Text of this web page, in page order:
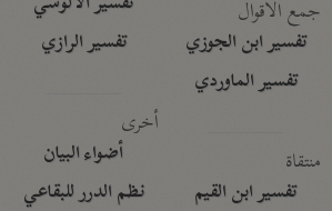
جمع الأقوال
تفسير ابن الجوزي
تفسير الماوردي
منتقاة
تفسير ابن القيم
تفسير الرازي
أخرى
أضواء البيان
نظم الدرر للبقاعي